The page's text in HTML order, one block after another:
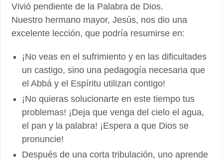
Vivió pendiente de la Palabra de Dios.
Nuestro hermano mayor, Jesús, nos dio una
excelente lección, que podría resumirse en:
¡No veas en el sufrimiento y en las dificultades
un castigo, sino una pedagogía necesaria que
el Abbá y el Espíritu utilizan contigo!
¡No quieras solucionarte en este tiempo tus
problemas! ¡Deja que venga del cielo el agua,
el pan y la palabra! ¡Espera a que Dios se
pronuncie!
Después de una corta tribulación, uno aprende